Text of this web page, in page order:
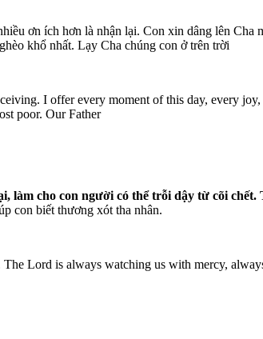
ơn ích hơn là nhận lại. Con xin dâng lên
khổ nhất. Lạy Cha chúng con ở trên trời
I offer every moment of this day, every
poor. Our Father
làm cho con người có thể trỗi dậy từ cõi
con biết thương xót tha nhân.
Lord is always watching us with mercy,